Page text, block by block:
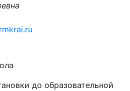
до образовательной